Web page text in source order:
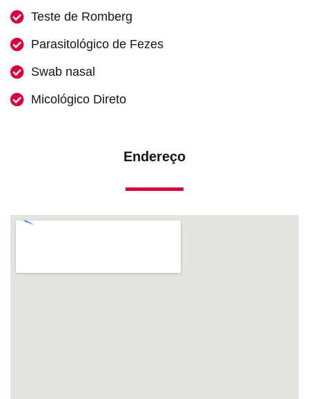
Teste de Romberg
Parasitológico de Fezes
Swab nasal
Micológico Direto
Endereço